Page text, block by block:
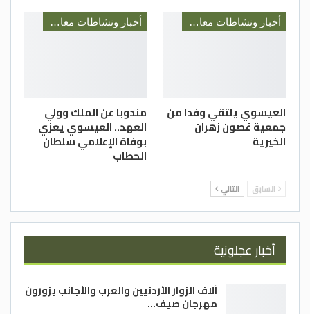
أخبار ونشاطات معالي رئيس الديوان الملكي السيد يوسف العيسوي
العيسوي يلتقي وفدا من
جمعية غصون زهران
الخيرية
أخبار ونشاطات معالي رئيس الديوان الملكي السيد يوسف العيسوي
مندوبا عن الملك وولي
العهد.. العيسوي يعزي
بوفاة الإعلامي سلطان
الحطاب
السابق التالي
أخبار عجلونية
آلاف الزوار الأردنيين والعرب والأجانب يزورون
مهرجان صيف…